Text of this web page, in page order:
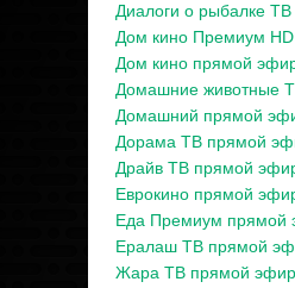
Диалоги о рыбалке
Дом кино Премиум
Дом кино прямой
Домашние животные
Домашний прямой
Дорама ТВ прямой
Драйв ТВ прямой
Еврокино прямой
Еда Премиум прямой
Ералаш ТВ прямой
Жара ТВ прямой эфир